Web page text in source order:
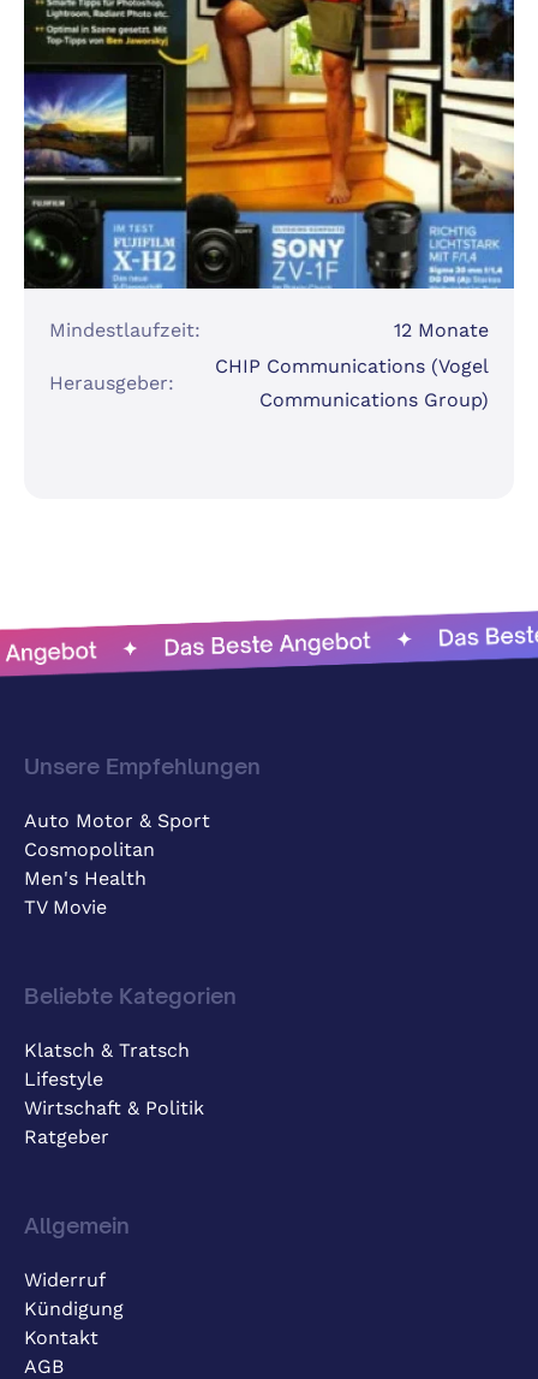
Mindestlaufzeit: 12 Monate
Herausgeber:
CHIP Communications (Vogel
Communications Group)
Unsere Empfehlungen
Auto Motor & Sport
Cosmopolitan
Men's Health
TV Movie
Beliebte Kategorien
Klatsch & Tratsch
Lifestyle
Wirtschaft & Politik
Ratgeber
Allgemein
Widerruf
Kündigung
Kontakt
AGB